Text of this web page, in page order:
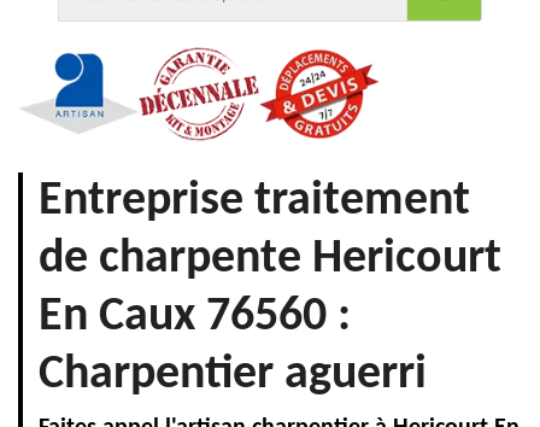
Entreprise traitement
de charpente Hericourt
En Caux 76560 :
Charpentier aguerri